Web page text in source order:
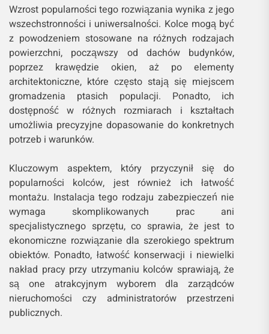
Wzrost popularności tego rozwiązania wynika z jego
wszechstronności i uniwersalności. Kolce mogą być
z powodzeniem stosowane na różnych rodzajach
powierzchni, począwszy od dachów budynków,
poprzez krawędzie okien, aż po elementy
architektoniczne, które często stają się miejscem
gromadzenia ptasich populacji. Ponadto, ich
dostępność w różnych rozmiarach i kształtach
umożliwia precyzyjne dopasowanie do konkretnych
potrzeb i warunków.
Kluczowym aspektem, który przyczynił się do
popularności kolców, jest również ich łatwość
montażu. Instalacja tego rodzaju zabezpieczeń nie
wymaga skomplikowanych prac ani
specjalistycznego sprzętu, co sprawia, że jest to
ekonomiczne rozwiązanie dla szerokiego spektrum
obiektów. Ponadto, łatwość konserwacji i niewielki
nakład pracy przy utrzymaniu kolców sprawiają, że
są one atrakcyjnym wyborem dla zarządców
nieruchomości czy administratorów przestrzeni
publicznych.